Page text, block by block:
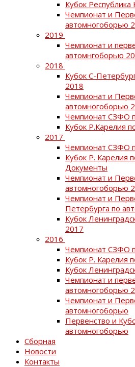
Кубок
Чемпионат и
автомногоборью
2019
Чемпионат и
автомнгоборью
2018
Кубок С-
2018
Чемпионат и
автомногоборью
Чемпионат СЗФО
Кубок Р.Карелия
2017
Чемпионат СЗФО
Кубок Р. Карелия
Документы
Чемпионат и
автомногоборью
Чемпионат и
Петербурга по
Кубок
2017
2016
Чемпионат СЗФО
Кубок Р. Карелия
Кубок
Чемпионат и
автомногоборью
Чемпионат и
автомногоборью
Первенство и
автомногоборью
Сборная
Новости
Контакты